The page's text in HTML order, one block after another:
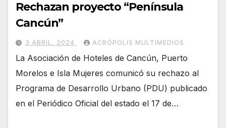
Rechazan proyecto “Península
Cancún”
3 ABRIL, 2024 ACRÓPOLIS MULTIMEDIOS
La Asociación de Hoteles de Cancún, Puerto
Morelos e Isla Mujeres comunicó su rechazo al
Programa de Desarrollo Urbano (PDU) publicado
en el Periódico Oficial del estado el 17 de…